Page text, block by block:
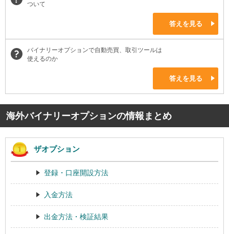
ついて
答えを見る
バイナリーオプションで自動売買、取引ツールは
使えるのか
答えを見る
海外バイナリーオプションの情報まとめ
ザオプション
登録・口座開設方法
入金方法
出金方法・検証結果